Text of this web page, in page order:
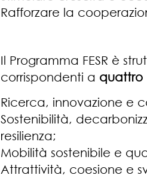
Rafforzare la
Il Programma FESR è
corrispondenti a quattro
Ricerca, innovazione e
Sostenibilità,
resilienza;
Mobilità sostenibile e
Attrattività, coesione e